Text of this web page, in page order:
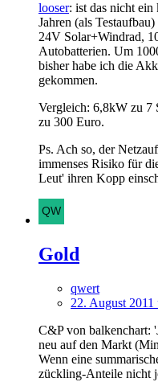
looser: ist das nicht ein
Jahren (als
24V Solar+Windrad,
Autobatterien. Um
bisher habe ich die
gekommen.
Vergleich: 6,8kW zu 7
zu 300 Euro.
Ps. Ach so, der
immenses Risiko für
Leut' ihren Kopp
Gold
qwert
22. August 2011
C&P von balkenchart:
neu auf den Markt
Wenn eine
zückling-Anteile nicht